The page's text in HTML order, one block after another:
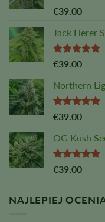
Oceniono
5
€39.00
Jack Herer
Ocena:
€39.00
Northern
Oceniono
5
€39.00
OG Kush
Oceniono
€39.00
NAJLEPIEJ